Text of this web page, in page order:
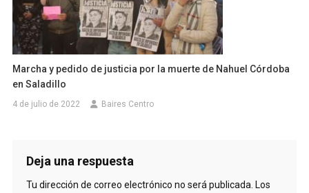
Marcha y pedido de justicia por la muerte de Nahuel Córdoba
en Saladillo
4 de julio de 2022 Baires Centro
Deja una respuesta
Tu dirección de correo electrónico no será publicada. Los